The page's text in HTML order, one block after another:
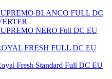
BLANCO FULL DC
NERO Full DC EU
FRESH FULL DC EU
Fresh Standard Full DC EU